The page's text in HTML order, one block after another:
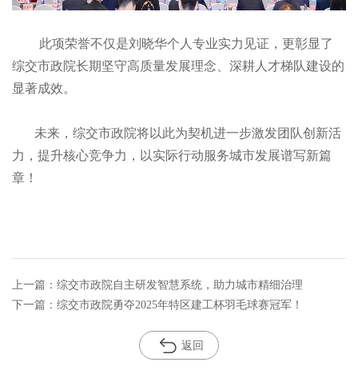
此项荣誉不仅是刘晓华个人专业实力见证，更彰显了
综交市政院长期坚守高质量发展理念、深耕人才梯队建设的
显著成效。
未来，综交市政院将以此为契机进一步激发团队创新活
力，提升核心竞争力，以实际行动服务城市发展谱写新篇
章！
上一篇：综交市政院自主研发智慧系统，助力城市精细治理
下一篇：综交市政院勇夺2025年特区建工杯羽毛球赛冠军！
返回